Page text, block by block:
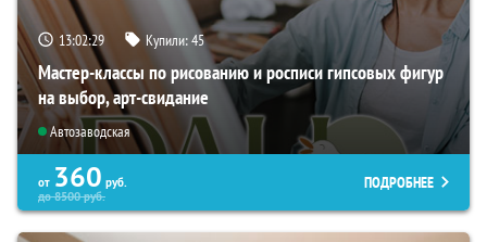
13:02:28 Купили:45
Мастер-классы по рисованию и росписи гипсовых фигур
на выбор, арт-свидание
Автозаводская
от 360 руб.
до8500руб.
ПОДРОБНЕЕ